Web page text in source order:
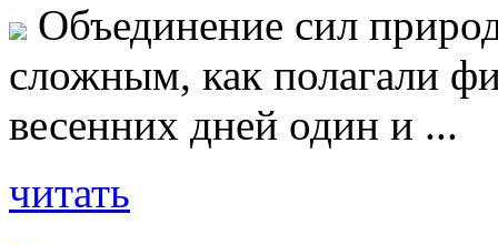
Объединение сил
сложным, как полагали
весенних дней один и ...
читать